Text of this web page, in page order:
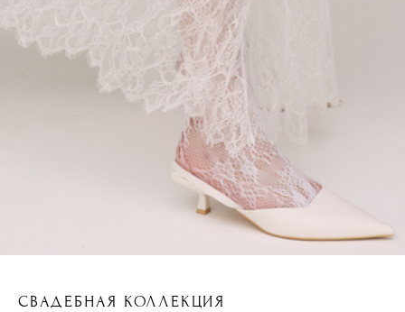
СВАДЕБНАЯ КОЛЛЕКЦИЯ